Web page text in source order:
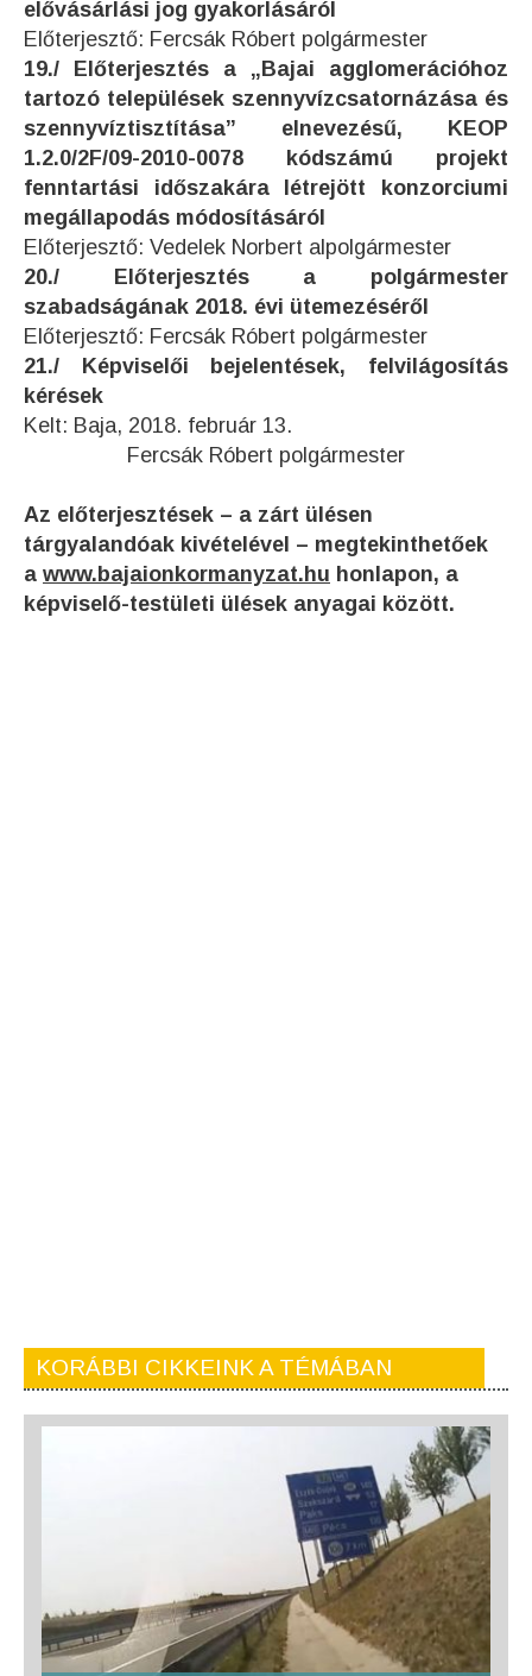
elővásárlási jog gyakorlásáról
Előterjesztő: Fercsák Róbert polgármester
19./ Előterjesztés a „Bajai agglomerációhoz
tartozó települések szennyvízcsatornázása és
szennyvíztisztítása” elnevezésű, KEOP
1.2.0/2F/09-2010-0078 kódszámú projekt
fenntartási időszakára létrejött konzorciumi
megállapodás módosításáról
Előterjesztő: Vedelek Norbert alpolgármester
20./ Előterjesztés a polgármester
szabadságának 2018. évi ütemezéséről
Előterjesztő: Fercsák Róbert polgármester
21./ Képviselői bejelentések, felvilágosítás
kérések
Kelt: Baja, 2018. február 13.
Fercsák Róbert polgármester
Az előterjesztések – a zárt ülésen
tárgyalandóak kivételével – megtekinthetőek
a www.bajaionkormanyzat.hu honlapon, a
képviselő-testületi ülések anyagai között.
KORÁBBI CIKKEINK A TÉMÁBAN